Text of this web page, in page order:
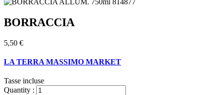
BORRACCIA
5,50 €
LA TERRA MASSIMO MARKET
Tasse incluse
Quantity :